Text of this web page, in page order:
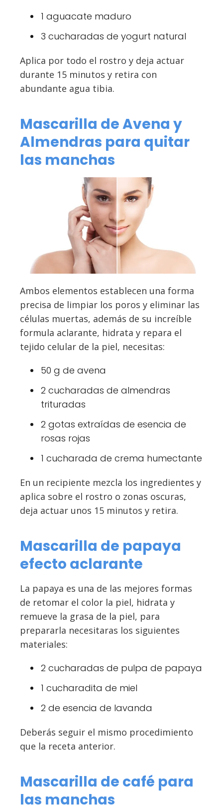
1 aguacate maduro
3 cucharadas de yogurt natural
Aplica por todo el rostro y deja actuar
durante 15 minutos y retira con
abundante agua tibia.
Mascarilla de Avena y
Almendras para quitar
las manchas
Ambos elementos establecen una forma
precisa de limpiar los poros y eliminar las
células muertas, además de su increíble
formula aclarante, hidrata y repara el
tejido celular de la piel, necesitas:
50 g de avena
2 cucharadas de almendras
trituradas
2 gotas extraídas de esencia de
rosas rojas
1 cucharada de crema humectante
En un recipiente mezcla los ingredientes y
aplica sobre el rostro o zonas oscuras,
deja actuar unos 15 minutos y retira.
Mascarilla de papaya
efecto aclarante
La papaya es una de las mejores formas
de retomar el color la piel, hidrata y
remueve la grasa de la piel, para
prepararla necesitaras los siguientes
materiales:
2 cucharadas de pulpa de papaya
1 cucharadita de miel
2 de esencia de lavanda
Deberás seguir el mismo procedimiento
que la receta anterior.
Mascarilla de café para
las manchas